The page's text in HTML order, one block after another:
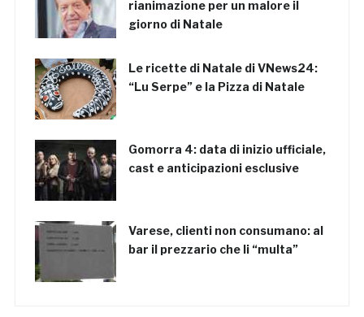
rianimazione per un malore il
giorno di Natale
Le ricette di Natale di VNews24:
“Lu Serpe” e la Pizza di Natale
Gomorra 4: data di inizio ufficiale,
cast e anticipazioni esclusive
Varese, clienti non consumano: al
bar il prezzario che li “multa”